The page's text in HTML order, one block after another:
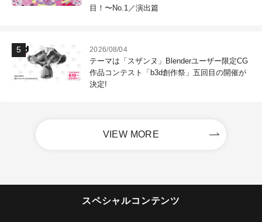
目！〜No.1／演出篇
2026/08/04
テーマは「スザンヌ」Blenderユーザー限定CG
作品コンテスト「b3d創作祭」五回目の開催が
決定!
VIEW MORE
スペシャルコンテンツ